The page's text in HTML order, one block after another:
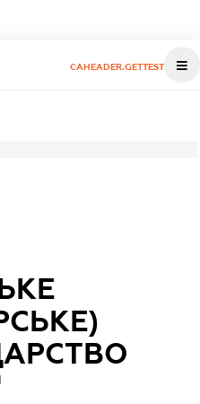
CAHEADER.GETTEST